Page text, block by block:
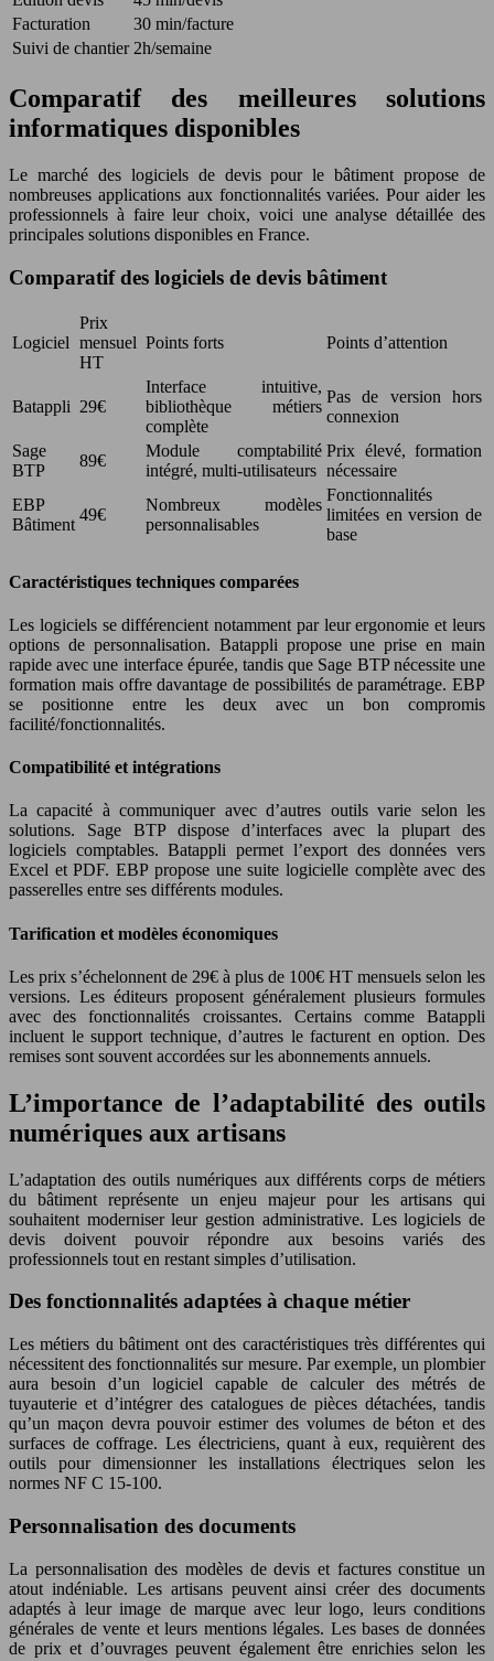
Facturation
30 min/facture
Suivi de chantier 2h/semaine
Comparatif des meilleures solutions
informatiques disponibles
Le marché des logiciels de devis pour le bâtiment propose de
nombreuses applications aux fonctionnalités variées. Pour aider les
professionnels à faire leur choix, voici une analyse détaillée des
principales solutions disponibles en France.
Comparatif des logiciels de devis bâtiment
Logiciel
Prix
mensuel
HT
Points forts Points d’attention
Batappli 29€
Interface intuitive,
bibliothèque métiers
complète
Pas de version hors
connexion
Sage
BTP
89€
Module comptabilité
intégré, multi-utilisateurs
Prix élevé, formation
nécessaire
EBP
Bâtiment
49€
Nombreux modèles
personnalisables
Fonctionnalités
limitées en version de
base
Caractéristiques techniques comparées
Les logiciels se différencient notamment par leur ergonomie et leurs
options de personnalisation. Batappli propose une prise en main
rapide avec une interface épurée, tandis que Sage BTP nécessite une
formation mais offre davantage de possibilités de paramétrage. EBP
se positionne entre les deux avec un bon compromis
facilité/fonctionnalités.
Compatibilité et intégrations
La capacité à communiquer avec d’autres outils varie selon les
solutions. Sage BTP dispose d’interfaces avec la plupart des
logiciels comptables. Batappli permet l’export des données vers
Excel et PDF. EBP propose une suite logicielle complète avec des
passerelles entre ses différents modules.
Tarification et modèles économiques
Les prix s’échelonnent de 29€ à plus de 100€ HT mensuels selon les
versions. Les éditeurs proposent généralement plusieurs formules
avec des fonctionnalités croissantes. Certains comme Batappli
incluent le support technique, d’autres le facturent en option. Des
remises sont souvent accordées sur les abonnements annuels.
L’importance de l’adaptabilité des outils
numériques aux artisans
L’adaptation des outils numériques aux différents corps de métiers
du bâtiment représente un enjeu majeur pour les artisans qui
souhaitent moderniser leur gestion administrative. Les logiciels de
devis doivent pouvoir répondre aux besoins variés des
professionnels tout en restant simples d’utilisation.
Des fonctionnalités adaptées à chaque métier
Les métiers du bâtiment ont des caractéristiques très différentes qui
nécessitent des fonctionnalités sur mesure. Par exemple, un plombier
aura besoin d’un logiciel capable de calculer des métrés de
tuyauterie et d’intégrer des catalogues de pièces détachées, tandis
qu’un maçon devra pouvoir estimer des volumes de béton et des
surfaces de coffrage. Les électriciens, quant à eux, requièrent des
outils pour dimensionner les installations électriques selon les
normes NF C 15-100.
Personnalisation des documents
La personnalisation des modèles de devis et factures constitue un
atout indéniable. Les artisans peuvent ainsi créer des documents
adaptés à leur image de marque avec leur logo, leurs conditions
générales de vente et leurs mentions légales. Les bases de données
de prix et d’ouvrages peuvent également être enrichies selon les